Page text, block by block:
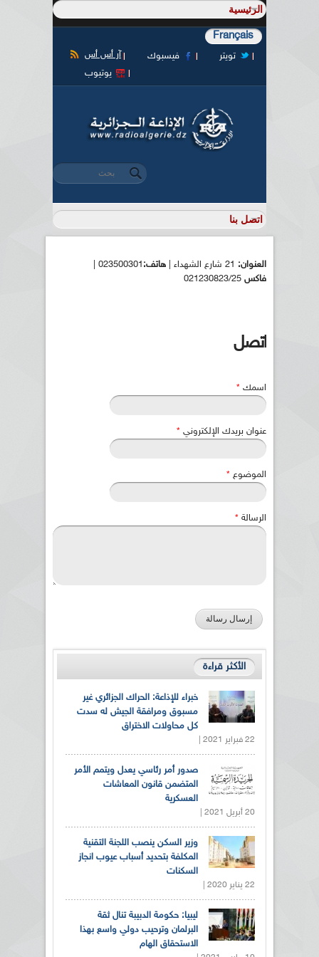
Français
آر أس أس فيسبوك
تويتر
يوتيوب
استمارة البحث
‏بحث ‏
العنوان: هاتف:023500301 |
فاكس
اتصل
‏اسمك ‏ *
‏عنوان بريدك الإلكتروني ‏ *
‏الموضوع ‏ *
‏الرسالة ‏ *
‏Website
URL ‏
الأكثر قراءة
خبراء للإذاعة: الحراك الجزائري غير
مسبوق ومرافقة الجيش له سدت
كل محاولات الاختراق
22 فبراير 2021 |
صدور أمر رئاسي يعدل ويتمم الأمر
المتضمن قانون المعاشات
العسكرية
20 أبريل 2021 |
وزير السكن ينصب اللجنة التقنية
المكلفة بتحديد أسباب عيوب انجاز
السكنات
22 يناير 2020 |
ليبيا: حكومة الدبيبة تنال ثقة
البرلمان وترحيب دولي واسع بهذا
الاستحقاق الهام